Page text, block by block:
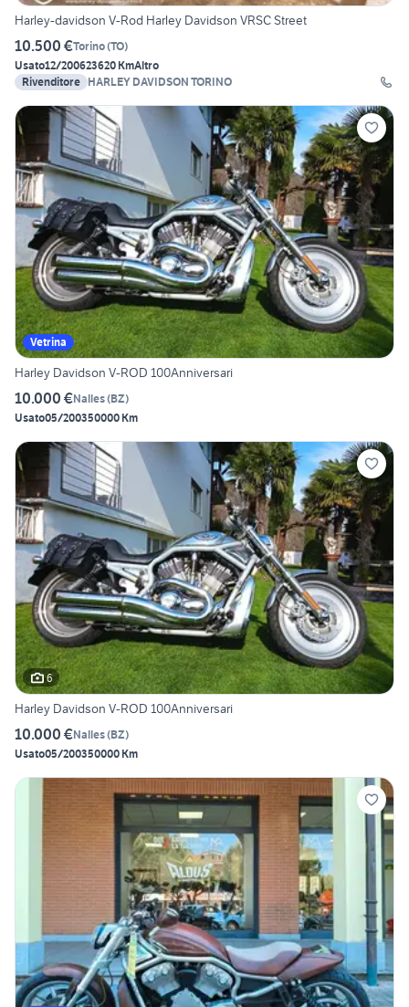
Harley-davidson V-Rod Harley Davidson VRSC Street
10.500 €Torino(TO)
Usato12/200623620 KmAltro
Rivenditore HARLEY DAVIDSON TORINO
Vetrina
Harley Davidson V-ROD 100Anniversari
10.000 €Nalles(BZ)
Usato05/200350000 Km
6
Harley Davidson V-ROD 100Anniversari
10.000 €Nalles(BZ)
Usato05/200350000 Km